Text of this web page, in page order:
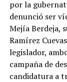
por la
denunció ser
Mejía Berdeja,
Ramírez
legislador,
campaña de
candidatura a